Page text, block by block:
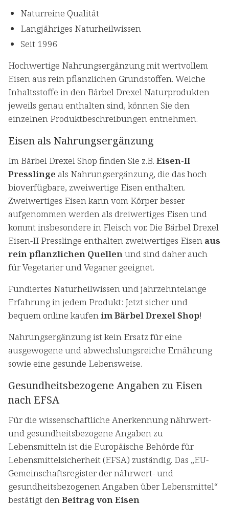
Naturreine Qualität
Langjähriges Naturheilwissen
Seit 1996
Hochwertige Nahrungsergänzung mit wertvollem
Eisen aus rein pflanzlichen Grundstoffen. Welche
Inhaltsstoffe in den Bärbel Drexel Naturprodukten
jeweils genau enthalten sind, können Sie den
einzelnen Produktbeschreibungen entnehmen.
Eisen als Nahrungsergänzung
Im Bärbel Drexel Shop finden Sie z.B. Eisen-II
Presslinge als Nahrungsergänzung, die das hoch
bioverfügbare, zweiwertige Eisen enthalten.
Zweiwertiges Eisen kann vom Körper besser
aufgenommen werden als dreiwertiges Eisen und
kommt insbesondere in Fleisch vor. Die Bärbel Drexel
Eisen-II Presslinge enthalten zweiwertiges Eisen aus
rein pflanzlichen Quellenund sind daher auch
für Vegetarier und Veganer geeignet.
Fundiertes Naturheilwissen und jahrzehntelange
Erfahrung in jedem Produkt: Jetzt sicher und
bequem online kaufenim Bärbel Drexel Shop!
Nahrungsergänzung ist kein Ersatz für eine
ausgewogene und abwechslungsreiche Ernährung
sowie eine gesunde Lebensweise.
Gesundheitsbezogene Angaben zu Eisen
nach EFSA
Für die wissenschaftliche Anerkennung nährwert-
und gesundheitsbezogene Angaben zu
Lebensmitteln ist die Europäische Behörde für
Lebensmittelsicherheit (EFSA) zuständig. Das „EU-
Gemeinschaftsregister der nährwert- und
gesundheitsbezogenen Angaben über Lebensmittel“
bestätigt denBeitrag von Eisen